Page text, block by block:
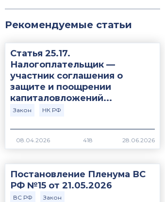
Рекомендуемые статьи
Статья 25.17.
Налогоплательщик —
участник соглашения о
защите и поощрении
капиталовложений...
Закон НК РФ
418
Постановление Пленума ВС
РФ №15 от 21.05.2026
ВС РФ Закон